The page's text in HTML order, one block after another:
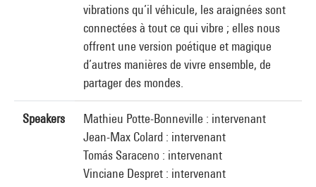
vibrations qu’il véhicule, les araignées sont
connectées à tout ce qui vibre ; elles nous
offrent une version poétique et magique
d’autres manières de vivre ensemble, de
partager des mondes.
Speakers
Mathieu Potte-Bonneville : intervenant
Jean-Max Colard : intervenant
Tomás Saraceno : intervenant
Vinciane Despret : intervenant